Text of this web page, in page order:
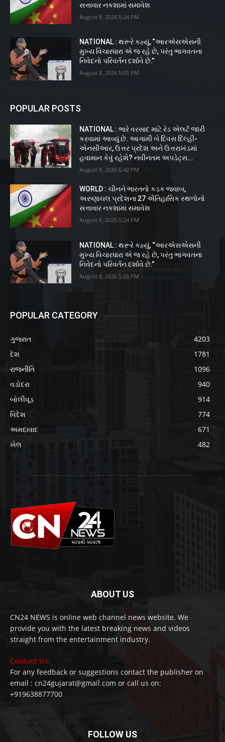
સત્તાવાર નકશામાં સમાવેશ
August 8, 2026 5:24 PM
NATIONAL : થરૂરે કહ્યું, “આરએસએસની
મુખ્ય વિચારધારા એ જ રહે છે, પરંતુ ભાગવતના
નિવેદનો પરિવર્તન દર્શાવે છે.”
August 8, 2026 5:05 PM
POPULAR POSTS
NATIONAL : ભારે વરસાદ માટે રેડ એલર્ટ જારી
કરવામાં આવ્યું છે. આગામી બે દિવસ દિલ્હી-
એનસીઆર, ઉત્તર પ્રદેશ અને ઉત્તરાખંડમાં
હવામાન કેવું રહેશે? નવીનતમ અપડેટ્સ...
August 8, 2026 6:42 PM
WORLD : ચીનને ભારતનો કડક જવાબ,
અરુણાચલ પ્રદેશના 27 ઐતિહાસિક સ્થળોનો
સત્તાવાર નકશામાં સમાવેશ
August 8, 2026 5:24 PM
NATIONAL : થરૂરે કહ્યું, “આરએસએસની
મુખ્ય વિચારધારા એ જ રહે છે, પરંતુ ભાગવતના
નિવેદનો પરિવર્તન દર્શાવે છે.”
August 8, 2026 5:05 PM
POPULAR CATEGORY
ગુજરાત
4203
દેશ
1781
રાજનીતિ
1096
વડોદરા
940
બોલીવૂડ
914
વિદેશ
774
અમદાવાદ
671
ખેલ
482
ABOUT US
CN24 NEWS is online web channel news website. We
provide you with the latest breaking news and videos
straight from the entertainment industry.
Contact Us:
For any feedback or suggestions contact the publisher on
email : cn24gujarat@gmail.com or call us on:
+919638877700
FOLLOW US